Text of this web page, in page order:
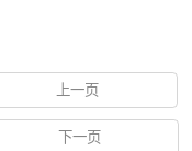
上一页
下一页